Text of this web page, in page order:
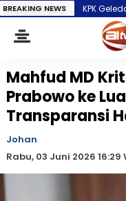
BREAKING NEWS
Sejumlah Lokasi di
Mahfud MD
Prabowo ke
Transparansi
Johan
Rabu, 03 Juni 2026 16:29